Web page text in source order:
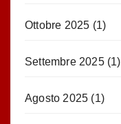
Ottobre 2025 (1)
Settembre 2025(1)
Agosto 2025 (1)